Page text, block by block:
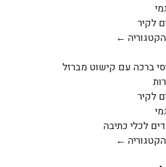
לקיר
←
ברכה עם קישוט מברזל
לקיר
לכלי כתיבה
←